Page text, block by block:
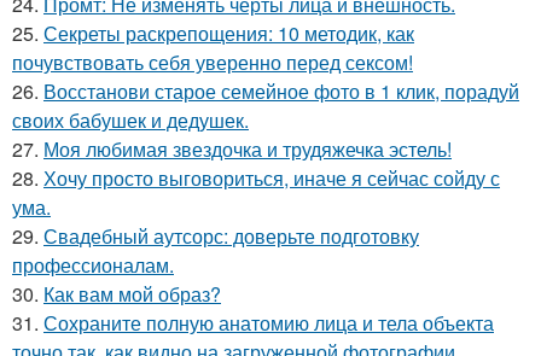
25. Секреты раскрепощения: 10 методик, как
почувствовать себя уверенно перед сексом!
26. Восстанови старое семейное фото в 1 клик, порадуй
своих бабушек и дедушек.
27. Моя любимая звездочка и трудяжечка эстель!
28. Хочу просто выговориться, иначе я сейчас сойду с
ума.
29. Свадебный аутсорс: доверьте подготовку
профессионалам.
30. Как вам мой образ?
31. Сохраните полную анатомию лица и тела объекта